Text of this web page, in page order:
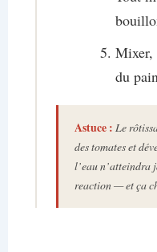
Mixer,
du
Astuce : Le
des tomates et
l’eau n’atteindra
reaction — et ça